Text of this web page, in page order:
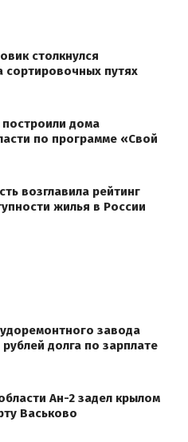
столкнулся
сортировочных путях
построили дома
по программе «Свой
возглавила рейтинг
жилья в России
завода
долга по зарплате
Ан-2 задел крылом
Васьково